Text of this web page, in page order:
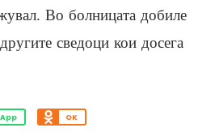
Во болницата добиле
сведоци кои досега
OK